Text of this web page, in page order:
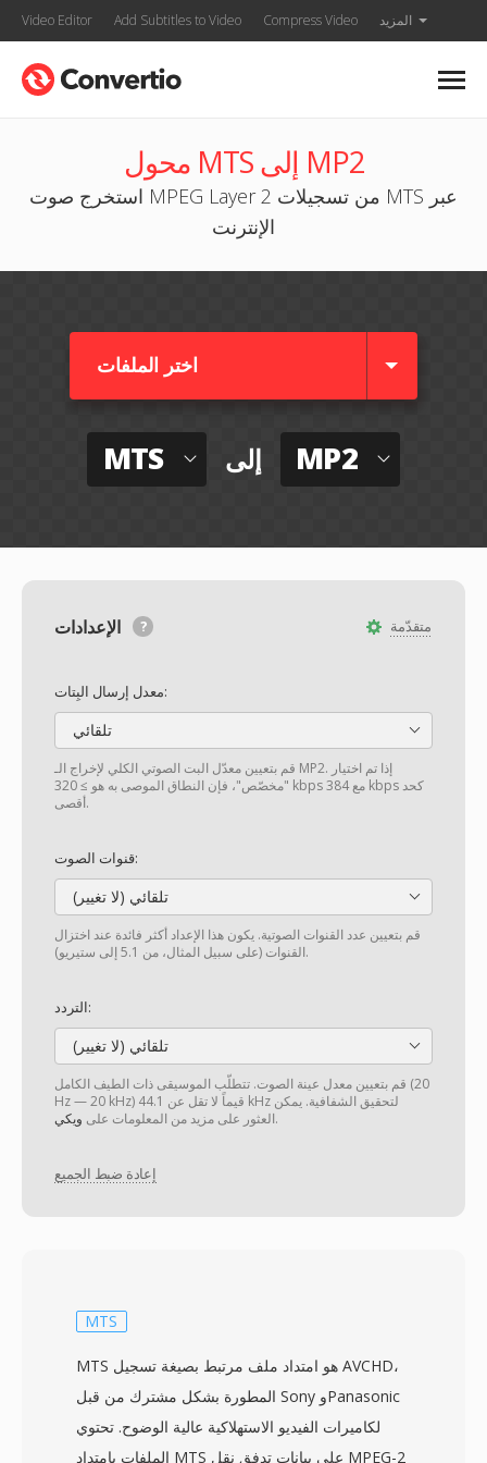
Video Editor Add Subtitles to Video Compress Video المزيد
محول MTS إلى MP2
استخرج صوت MPEG Layer 2 من تسجيلات MTS عبر
الإنترنت
اختر الملفات
MTS إلى MP2
متقدّمة
معدل إرسال البِتات:
تلقائي
قم بتعيين معدّل البت الصوتي الكلي لإخراج الـ MP2. إذا تم اختيار
"مخصّص"، فإن النطاق الموصى به هو ≥ 320 kbps مع 384 kbps كحد
أقصى.
قنوات الصوت:
تلقائي (لا تغيير)
قم بتعيين عدد القنوات الصوتية. يكون هذا الإعداد أكثر فائدة عند اختزال
القنوات (على سبيل المثال، من 5.1 إلى ستيريو).
التردد:
تلقائي (لا تغيير)
قم بتعيين معدل عينة الصوت. تتطلّب الموسيقى ذات الطيف الكامل (20
Hz — 20 kHz) قيماً لا تقل عن 44.1 kHz لتحقيق الشفافية. يمكن
العثور على مزيد من المعلومات على ويكي .
إعادة ضبط الجميع
MTS
MTS هو امتداد ملف مرتبط بصيغة تسجيل AVCHD،
المطورة بشكل مشترك من قبل Sony وPanasonic
لكاميرات الفيديو الاستهلاكية عالية الوضوح. تحتوي
الملفات بامتداد MTS على بيانات تدفق نقل MPEG-2